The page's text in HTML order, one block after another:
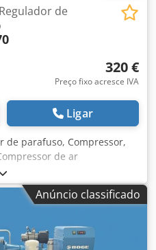
de
320 €
Preço fixo acresce IVA
Ligar
de parafuso, Compressor,
de ar
Regulador de
de alívio
Boge, válvula de alívio
de parafuso do
-Pressão: 0,5 - 10 bar bar -
-Peso: 2,0 kg
Anúncio classificado